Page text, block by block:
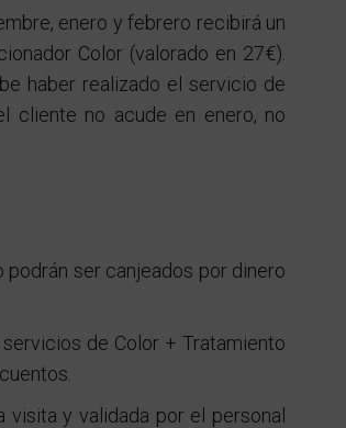
enero y febrero recibirá un
Color (valorado en 27€).
haber realizado el servicio de
cliente no acude en enero, no
ser canjeados por dinero
de Color + Tratamiento
y validada por el personal